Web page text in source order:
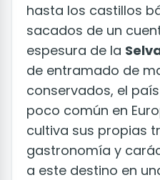
hasta los castillos
sacados de un
espesura de la
de entramado de
conservados, el
poco común en
cultiva sus propias
gastronomía y
a este destino en